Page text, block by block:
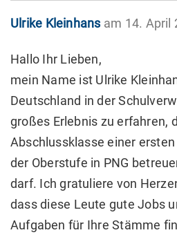
Ulrike Kleinhansam 14. April
Hallo Ihr Lieben,
mein Name ist Ulrike
Deutschland in der
großes Erlebnis zu erfahren,
Abschlussklasse einer
der Oberstufe in PNG
darf. Ich gratuliere von
dass diese Leute gute Jobs
Aufgaben für Ihre Stämme